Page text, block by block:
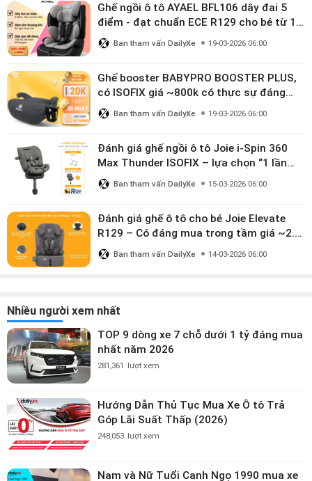
Ghế ngồi ô tô AYAEL BFL106 dây đai 5
điểm - đạt chuẩn ECE R129 cho bé từ 1–
10 tuổi
Ban tham vấn DailyXe 19-03-2026 06:00
Ghế booster BABYPRO BOOSTER PLUS,
có ISOFIX giá ~800k có thực sự đáng
mua?
Ban tham vấn DailyXe 19-03-2026 06:00
Đánh giá ghế ngồi ô tô Joie i-Spin 360
Max Thunder ISOFIX – lựa chọn “1 lần
dùng đến 12 năm” có đáng giá gần 9
triệu?
Ban tham vấn DailyXe 15-03-2026 06:00
Đánh giá ghế ô tô cho bé Joie Elevate
R129 – Có đáng mua trong tầm giá ~2.8
triệu?
Ban tham vấn DailyXe 14-03-2026 06:00
Nhiều người xem nhất
TOP 9 dòng xe 7 chỗ dưới 1 tỷ đáng mua
nhất năm 2026
281,361 lượt xem
Hướng Dẫn Thủ Tục Mua Xe Ô tô Trả
Góp Lãi Suất Thấp (2026)
248,053 lượt xem
Nam và Nữ Tuổi Canh Ngọ 1990 mua xe